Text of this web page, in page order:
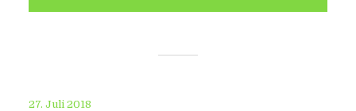
27. Juli 2018